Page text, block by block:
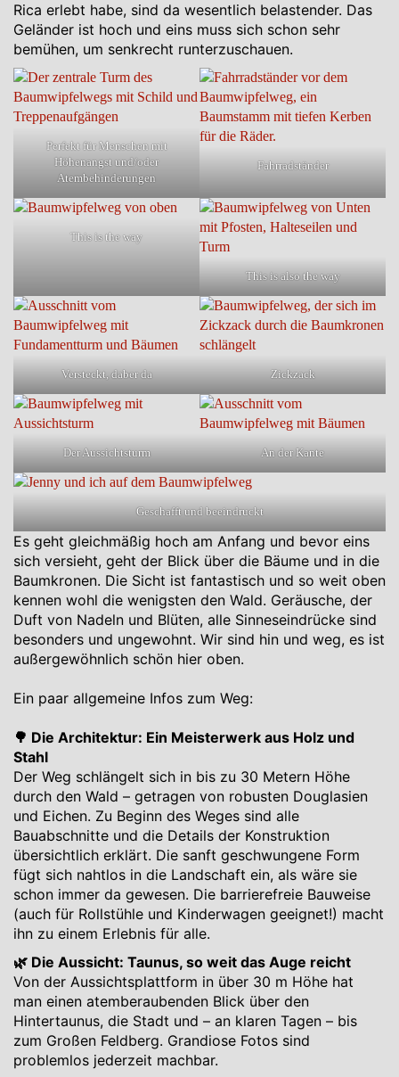
Rica erlebt habe, sind da wesentlich belastender. Das
Geländer ist hoch und eins muss sich schon sehr
bemühen, um senkrecht runterzuschauen.
Perfekt für Menschen mit
Höhenangst und/oder
Atembehinderungen
Fahrradständer
This is the way
This is also the way
Versteckt, daber da Zickzack
Der Aussichtsturm An der Kante
Geschafft und beeindruckt
Es geht gleichmäßig hoch am Anfang und bevor eins
sich versieht, geht der Blick über die Bäume und in die
Baumkronen. Die Sicht ist fantastisch und so weit oben
kennen wohl die wenigsten den Wald. Geräusche, der
Duft von Nadeln und Blüten, alle Sinneseindrücke sind
besonders und ungewohnt. Wir sind hin und weg, es ist
außergewöhnlich schön hier oben.
Ein paar allgemeine Infos zum Weg:
🌳 Die Architektur: Ein Meisterwerk aus Holz und
Stahl
Der Weg schlängelt sich in bis zu 30 Metern Höhe
durch den Wald – getragen von robusten Douglasien
und Eichen. Zu Beginn des Weges sind alle
Bauabschnitte und die Details der Konstruktion
übersichtlich erklärt. Die sanft geschwungene Form
fügt sich nahtlos in die Landschaft ein, als wäre sie
schon immer da gewesen. Die barrierefreie Bauweise
(auch für Rollstühle und Kinderwagen geeignet!) macht
ihn zu einem Erlebnis für alle.
🌿 Die Aussicht: Taunus, so weit das Auge reicht
Von der Aussichtsplattform in über 30 m Höhe hat
man einen atemberaubenden Blick über den
Hintertaunus, die Stadt und – an klaren Tagen – bis
zum Großen Feldberg. Grandiose Fotos sind
problemlos jederzeit machbar.